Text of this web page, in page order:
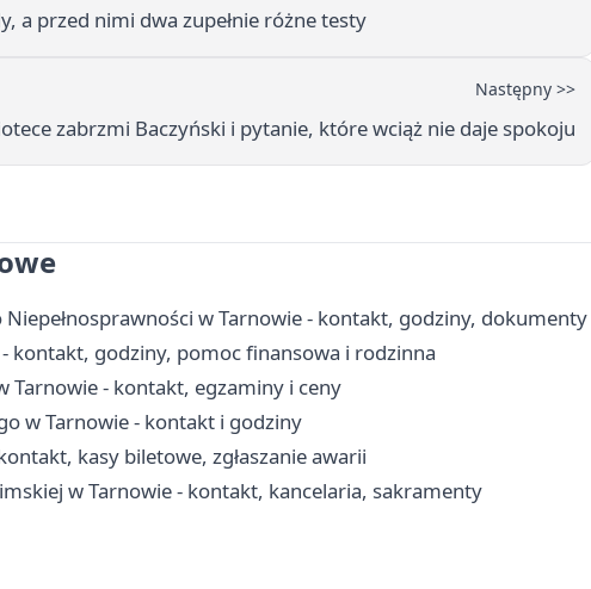
a przed nimi dwa zupełnie różne testy
Następny >>
zabrzmi Baczyński i pytanie, które wciąż nie daje spokoju
Niepełnosprawności w Tarnowie - kontakt, godziny, dokumenty
- kontakt, godziny, pomoc finansowa i rodzinna
Tarnowie - kontakt, egzaminy i ceny
w Tarnowie - kontakt i godziny
kasy biletowe, zgłaszanie awarii
w Tarnowie - kontakt, kancelaria, sakramenty